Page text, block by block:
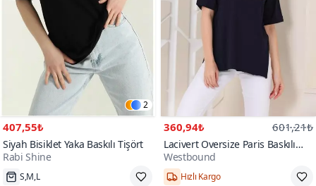
2
407,55₺
Siyah Bisiklet Yaka Baskılı Tişört
Rabi Shine
S,M,L
360,94₺ 601,21₺
Lacivert Oversize Paris Baskılı
Yırtmaçlı T-shirt
Westbound
Hızlı Kargo